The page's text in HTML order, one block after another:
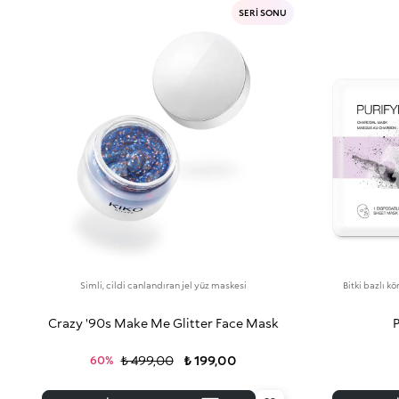
SERİ SONU
Simli, cildi canlandıran jel yüz maskesi
Crazy '90s Make Me Glitter Face Mask
60% ₺ 499,00 ₺ 199,00
Bitki bazlı